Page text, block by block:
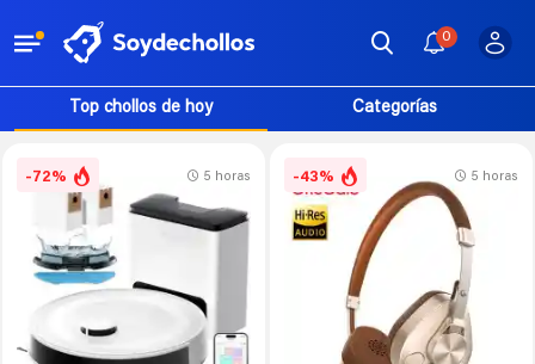
0
Top chollos de hoy Categorías
-72% 5 horas -43% 5 horas